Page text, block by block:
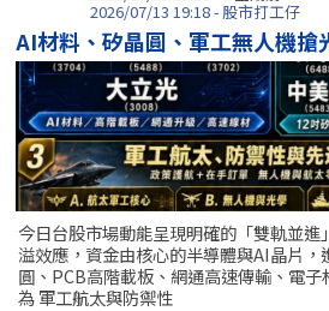
2026/07/13 19:18 - 股市打工仔
AI材料、矽晶圓、軍工無人機搶
今日台股市場動能呈現明確的「雙軌並
溢效應，資金由核心的半導體與AI晶片，
圓、PCB高階載板、網通高速傳輸、電
為 軍工航太與防禦性